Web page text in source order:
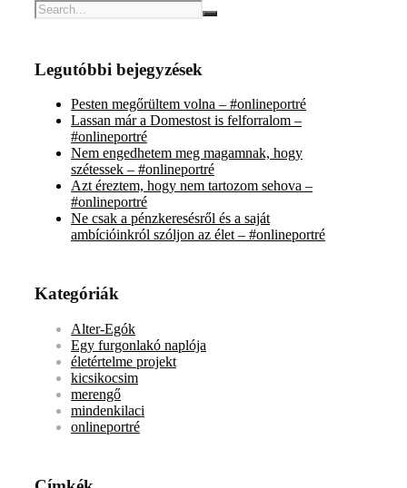
Legutóbbi bejegyzések
Pesten megőrültem volna – #onlineportré
Lassan már a Domestost is felforralom –
#onlineportré
Nem engedhetem meg magamnak, hogy
szétessek – #onlineportré
Azt éreztem, hogy nem tartozom sehova –
#onlineportré
Ne csak a pénzkeresésről és a saját
ambícióinkról szóljon az élet – #onlineportré
Kategóriák
Alter-Egók
Egy furgonlakó naplója
életértelme projekt
kicsikocsim
merengő
mindenkilaci
onlineportré